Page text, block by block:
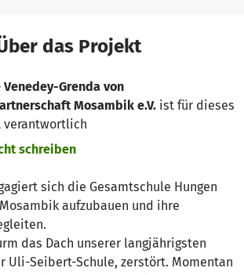
das Projekt
Venedey-Grenda von
Mosambik e.V. ist für dieses
verantwortlich
schreiben
sich die Gesamtschule Hungen
aufzubauen und ihre
das Dach unserer langjährigsten
Uli-Seibert-Schule, zerstört. Momentan